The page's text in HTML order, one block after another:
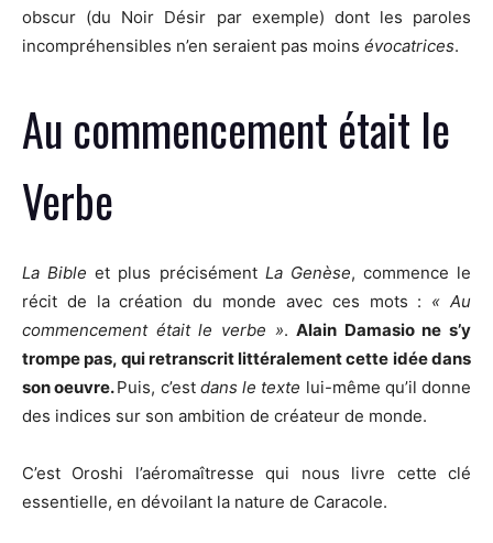
obscur (du Noir Désir par exemple) dont les paroles
incompréhensibles n’en seraient pas moins évocatrices.
Au commencement était le
Verbe
La Bible et plus précisément La Genèse, commence le
récit de la création du monde avec ces mots : « Au
commencement était le verbe ».Alain Damasio ne s’y
trompe pas, qui retranscrit littéralement cette idée dans
son oeuvre.Puis, c’est dans le texte lui-même qu’il donne
des indices sur son ambition de créateur de monde.
C’est Oroshi l’aéromaîtresse qui nous livre cette clé
essentielle, en dévoilant la nature de Caracole.